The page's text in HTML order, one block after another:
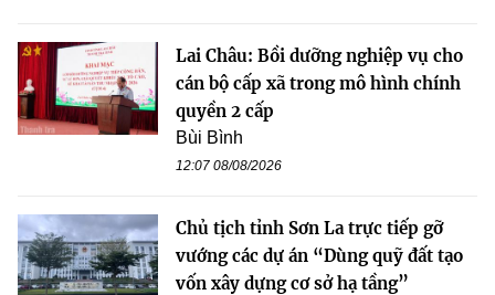
Lai Châu: Bồi dưỡng nghiệp vụ cho
cán bộ cấp xã trong mô hình chính
quyền 2 cấp
Bùi Bình
12:07 08/08/2026
Chủ tịch tỉnh Sơn La trực tiếp gỡ
vướng các dự án “Dùng quỹ đất tạo
vốn xây dựng cơ sở hạ tầng”